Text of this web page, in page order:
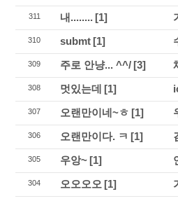
311 내........ [1]
310 submt [1]
309 주로 안냥... ^^/ [3]
308 멋있는데 [1]
307 오랜만이네~ㅎ [1]
306 오랜만이다. ㅋ [1]
305 우앙~ [1]
304 오오오오 [1]